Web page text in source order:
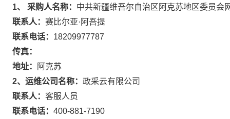
1、 采购人名称： 中共新疆维吾尔自治区阿克苏地区委员会
联系人： 赛比尔亚·阿吾提
联系电话： 18209977787
传真：
地址：
阿克苏
2、运维公司名称： 政采云有限公司
联系人： 客服人员
联系电话： 400-881-7190